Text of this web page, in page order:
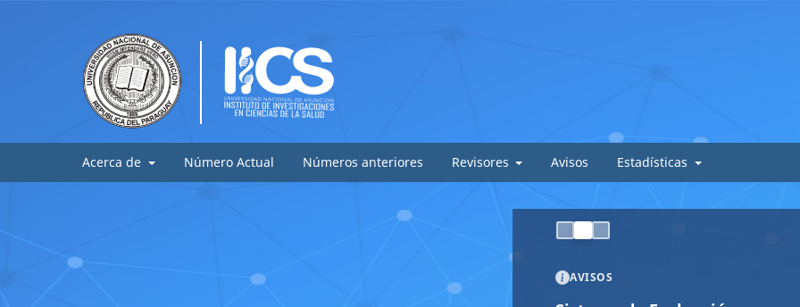
Acerca de Número Actual Números anteriores Revisores Avisos Estadísticas
AVISOS